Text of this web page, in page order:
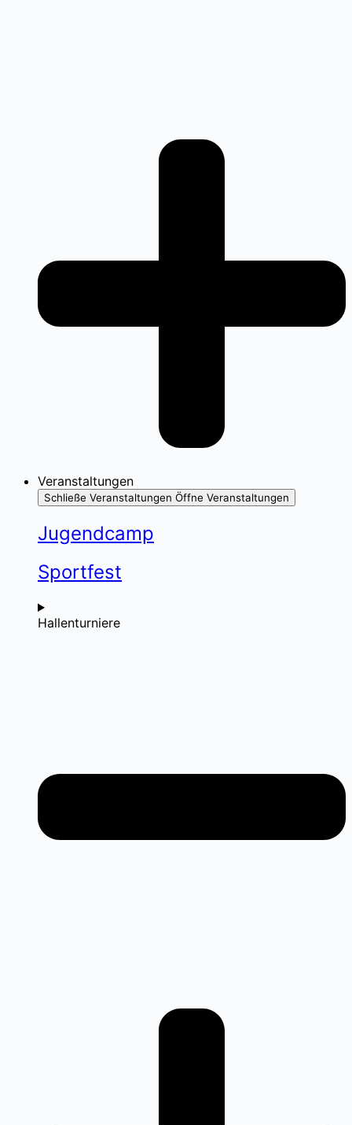
Veranstaltungen
Schließe Veranstaltungen Öffne Veranstaltungen
Jugendcamp
Sportfest
Hallenturniere